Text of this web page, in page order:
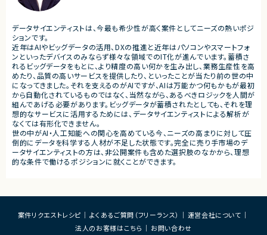
■募集背景
プロジェクト拡大に伴う増員募集
■担当工程
・要件定義
・基本設計
・詳細設計
・実装
・テスト
・リリース対応
■その他補足
・複数ベンダーによる混成チ
・全体約100名規模の大型プ
データサイエンティストは、今最も希少性が高く案件としてニーズの熱いポジ
ションです。
近年はAIやビッグデータの活用、DXの推進と近年はパソコンやスマートフォ
ンといったデバイスのみならず様々な領域でのIT化が進んでいます。蓄積さ
れるビッグデータをもとに、より精度の高い何かを生み出し、業務生産性を高
めたり、品質の高いサービスを提供したり、といったことが当たり前の世の中
になってきました。それを支えるのがAIですが、AIは万能かつ何もかもが最初
から自動化されているものではなく、当然ながら、あるべきロジックを人間が
組んであげる必要があります。ビッグデータが蓄積されたとしても、それを理
想的なサービスに活用するためには、データサイエンティストによる解析が
なくては有形化できません。
世の中がAI・人工知能への関心を高めている今、ニーズの高まりに対して圧
倒的にデータを科学する人材が不足した状態です。完全に売り手市場のデ
ータサイエンティストの方は、非公開案件も含めた選択肢のなかから、理想
的な条件で働けるポジションに就くことができます。
案件リクエストレシピ よくあるご質問（フリーランス）
運営会社について
法人のお客様はこちら
お問い合わせ